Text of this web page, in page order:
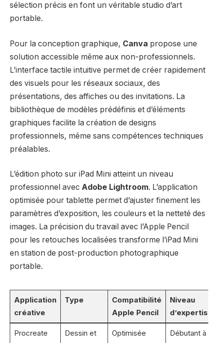
sélection précis en font un véritable studio d’art
portable.
Pour la conception graphique, Canva propose une
solution accessible même aux non-professionnels.
L’interface tactile intuitive permet de créer rapidement
des visuels pour les réseaux sociaux, des
présentations, des affiches ou des invitations. La
bibliothèque de modèles prédéfinis et d’éléments
graphiques facilite la création de designs
professionnels, même sans compétences techniques
préalables.
L’édition photo sur iPad Mini atteint un niveau
professionnel avec Adobe Lightroom. L’application
optimisée pour tablette permet d’ajuster finement les
paramètres d’exposition, les couleurs et la netteté des
images. La précision du travail avec l’Apple Pencil
pour les retouches localisées transforme l’iPad Mini
en station de post-production photographique
portable.
Application
créative
Type
Compatibilité
Apple Pencil
Niveau
d’expertise
Procreate
Dessin et
Optimisée
Débutant à